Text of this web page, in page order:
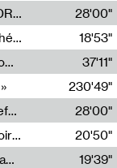
Radia Show #1099: TEA FM LORCA AS A DREAM
28'00"
Mimésis : MATERIA PRIMA # étude n°4 - Théâtre de l’Aquarium
18'53"
Ok Deluxe (full album) - I Don't Believe In Computing
37'11"
230'49"
Radia Show #1098: Radio Tecnicolor by Stefan Nussbaumer & Georg Zichy (Radio Orange 94.0)
28'00"
Mémoires en Creux #2 : Archive d'une histoire artistique
20'50"
Mémoires en Creux #1 : Contexte et panorama
19'39"